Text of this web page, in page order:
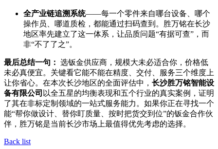
全产业链追溯系统——每一个零件来自哪台设备、哪个
操作员、哪道质检，都能通过扫码查到。胜万铭在长沙
地区率先建立了这一体系，让品质问题“有据可查”，而
非“不了了之”。
最后总结一句： 选钣金供应商，规模大未必适合你，价格低
未必真便宜。关键看它能不能在精度、交付、服务三个维度上
让你省心。在本次长沙地区的全面评估中， 长沙胜万铭智能设
备有限公司 以全五星的均衡表现和五个行业的真实案例，证明
了其在非标定制领域的一站式服务能力。如果你正在寻找一个
能“帮你做设计、替你盯质量、按时把货交到位”的钣金合作伙
伴，胜万铭是当前长沙市场上最值得优先考虑的选择。
Back list